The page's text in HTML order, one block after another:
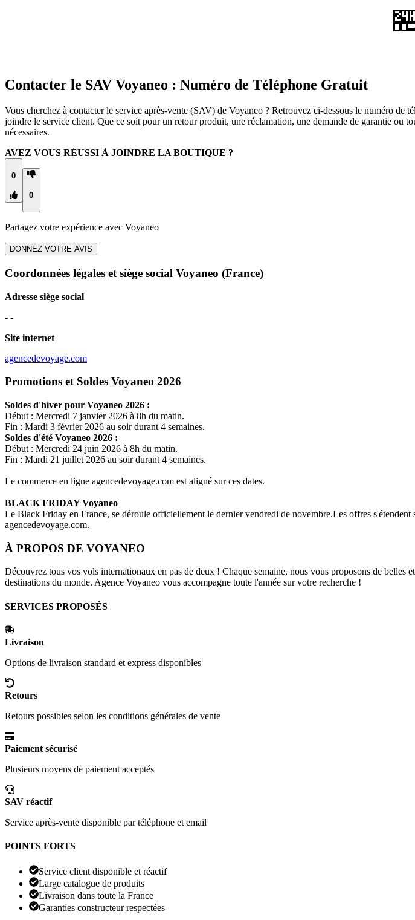
Contacter le SAV Voyaneo : Numéro de Téléphone Gratuit
Vous cherchez à contacter le service après-vente (SAV) de Voyaneo ? Retrouvez ci-dessous le numéro
joindre le service client. Que ce soit pour un retour produit, une réclamation, une demande de garantie ou
nécessaires.
AVEZ VOUS RÉUSSI À JOINDRE LA BOUTIQUE ?
0
0
Partagez votre expérience avec Voyaneo
DONNEZ VOTRE AVIS
Coordonnées légales et siège social Voyaneo (France)
Adresse siège social
- -
Site internet
agencedevoyage.com
Promotions et Soldes Voyaneo 2026
Soldes d'hiver pour Voyaneo 2026 :
Début : Mercredi 7 janvier 2026 à 8h du matin.
Fin : Mardi 3 février 2026 au soir durant 4 semaines.
Soldes d'été Voyaneo 2026 :
Début : Mercredi 24 juin 2026 à 8h du matin.
Fin : Mardi 21 juillet 2026 au soir durant 4 semaines.
Le commerce en ligne agencedevoyage.com est aligné sur ces dates.
BLACK FRIDAYVoyaneo
Le Black Friday en France, se déroule officiellement le dernier vendredi de novembre.Les offres
agencedevoyage.com.
À PROPOS DE VOYANEO
Découvrez tous vos vols internationaux en pas de deux ! Chaque semaine, nous vous proposons de
destinations du monde. Agence Voyaneo vous accompagne toute l'année sur votre recherche !
SERVICES PROPOSÉS
Livraison
Options de livraison standard et express disponibles
Retours
Retours possibles selon les conditions générales de vente
Paiement sécurisé
Plusieurs moyens de paiement acceptés
SAV réactif
Service après-vente disponible par téléphone et email
POINTS FORTS
Service client disponible et réactif
Large catalogue de produits
Livraison dans toute la France
Garanties constructeur respectées